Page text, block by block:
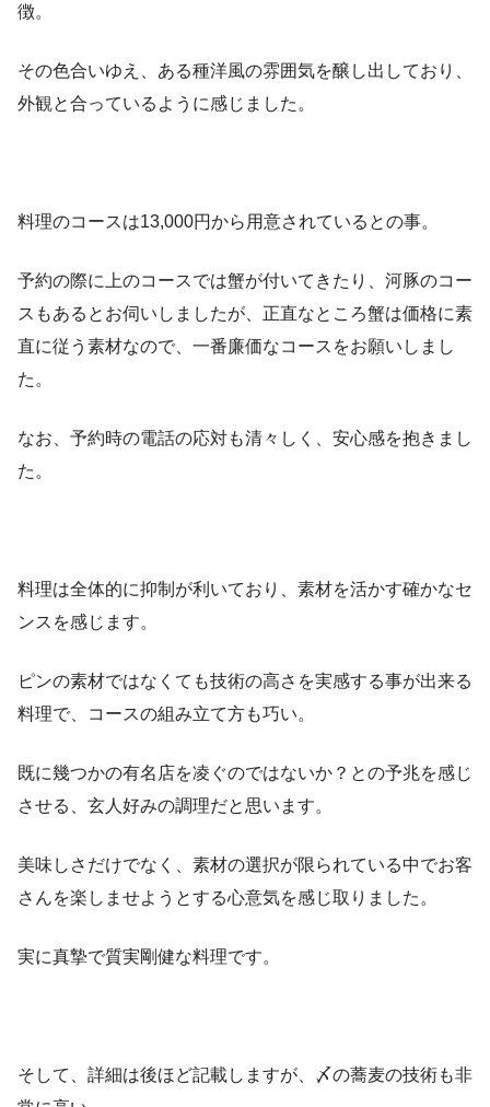
徴。
その色合いゆえ、ある種洋風の雰囲気を醸し出しており、
外観と合っているように感じました。
料理のコースは13,000円から用意されているとの事。
予約の際に上のコースでは蟹が付いてきたり、河豚のコー
スもあるとお伺いしましたが、正直なところ蟹は価格に素
直に従う素材なので、一番廉価なコースをお願いしまし
た。
なお、予約時の電話の応対も清々しく、安心感を抱きまし
た。
料理は全体的に抑制が利いており、素材を活かす確かなセ
ンスを感じます。
ピンの素材ではなくても技術の高さを実感する事が出来る
料理で、コースの組み立て方も巧い。
既に幾つかの有名店を凌ぐのではないか？との予兆を感じ
させる、玄人好みの調理だと思います。
美味しさだけでなく、素材の選択が限られている中でお客
さんを楽しませようとする心意気を感じ取りました。
実に真摯で質実剛健な料理です。
そして、詳細は後ほど記載しますが、〆の蕎麦の技術も非